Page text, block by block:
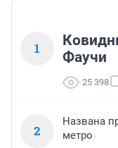
1
Фаучи
25 398
2
Названа
метро